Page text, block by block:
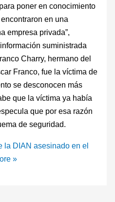
poner en conocimiento
en una
empresa privada”,
suministrada
Charry, hermano del
Franco, fue la víctima de
se desconocen más
que la víctima ya había
que por esa razón
de seguridad.
la DIAN asesinado en el
»